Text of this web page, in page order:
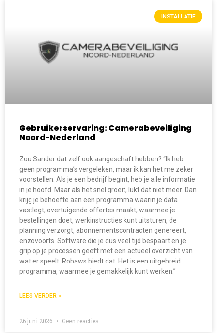
INSTALLATIE
Gebruikerservaring: Camerabeveiliging
Noord-Nederland
Zou Sander dat zelf ook aangeschaft hebben? “Ik heb
geen programma’s vergeleken, maar ik kan het me zeker
voorstellen. Als je een bedrijf begint, heb je alle informatie
in je hoofd. Maar als het snel groeit, lukt dat niet meer. Dan
krijg je behoefte aan een programma waarin je data
vastlegt, overtuigende offertes maakt, waarmee je
bestellingen doet, werkinstructies kunt uitsturen, de
planning verzorgt, abonnementscontracten genereert,
enzovoorts. Software die je dus veel tijd bespaart en je
grip op je processen geeft met een actueel overzicht van
wat er speelt. Robaws biedt dat. Het is een uitgebreid
programma, waarmee je gemakkelijk kunt werken.”
LEES VERDER »
26 juni 2026 Geen reacties